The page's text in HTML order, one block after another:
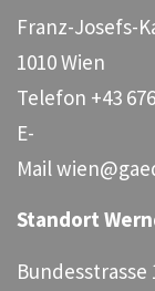
Franz-Josefs-
1010 Wien
Telefon +43
E-
Mail
Standort
Bundesstrasse